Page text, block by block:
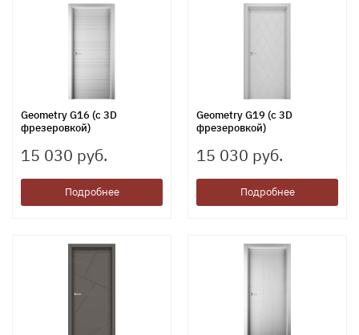
Geometry G16 (c 3D
фрезеровкой)
15 030 руб.
Подробнее
Geometry G19 (c 3D
фрезеровкой)
15 030 руб.
Подробнее